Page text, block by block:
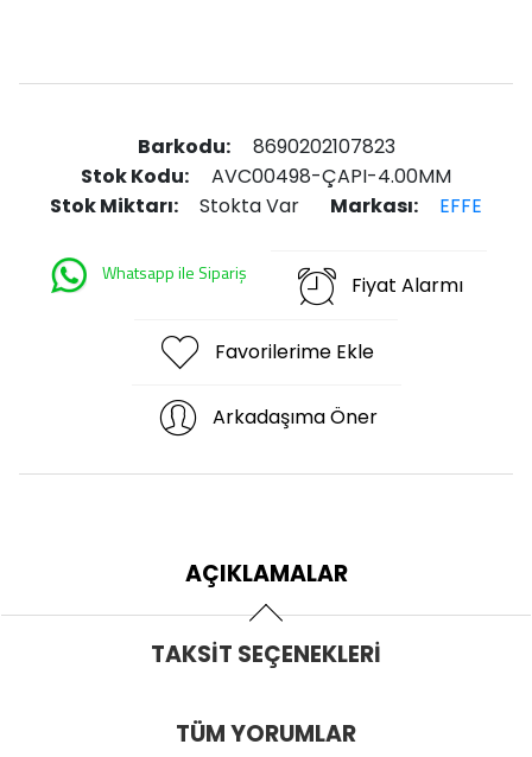
Barkodu:
8690202107823
Stok Kodu:
AVC00498-ÇAPI-4.00MM
Stok Miktarı:
Stokta Var Markası: EFFE
Whatsapp ile Sipariş Fiyat Alarmı
Favorilerime Ekle
Arkadaşıma Öner
AÇIKLAMALAR
TAKSIT SEÇENEKLERI
TÜM YORUMLAR